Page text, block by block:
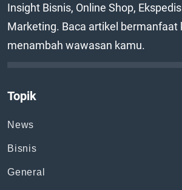
Insight Bisnis, Online Shop,
Marketing. Baca artikel bermanfaat
menambah wawasan kamu.